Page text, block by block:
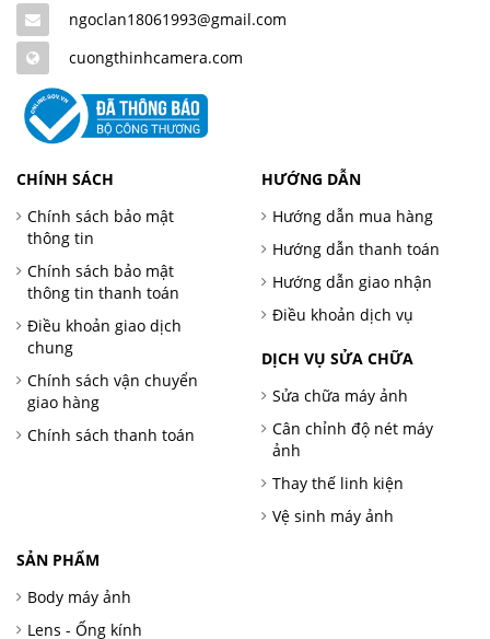
ngoclan18061993@gmail.com
cuongthinhcamera.com
CHÍNH SÁCH
Chính sách bảo mật
thông tin
Chính sách bảo mật
thông tin thanh toán
Điều khoản giao dịch
chung
Chính sách vận chuyển
giao hàng
Chính sách thanh toán
HƯỚNG DẪN
Hướng dẫn mua hàng
Hướng dẫn thanh toán
Hướng dẫn giao nhận
Điều khoản dịch vụ
DỊCH VỤ SỬA CHỮA
Sửa chữa máy ảnh
Cân chỉnh độ nét máy
ảnh
Thay thế linh kiện
Vệ sinh máy ảnh
SẢN PHẨM
Body máy ảnh
Lens - Ống kính